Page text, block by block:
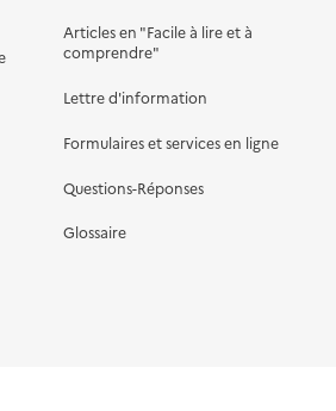
Articles en "Facile à lire et à
comprendre"
Lettre d'information
Formulaires et services en ligne
Questions-Réponses
Glossaire